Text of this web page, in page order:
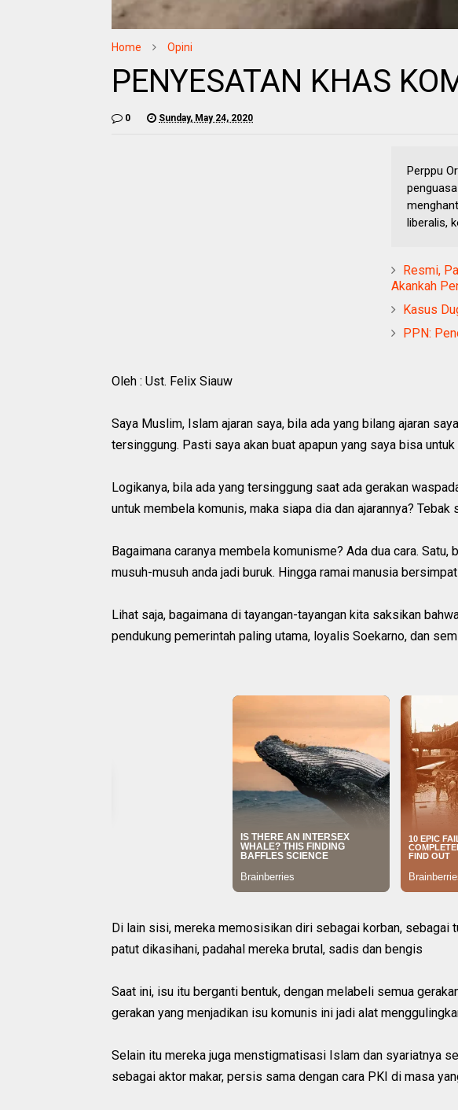
Home Opini
PENYESATAN KHAS
0 Sunday, May 24, 2020
Perppu
liberalis,
Resmi,
Akankah
Kasus
PPN:
Oleh : Ust. Felix Siauw
Saya Muslim, Islam ajaran saya, bila ada yang bilang ajaran
tersinggung. Pasti saya akan buat apapun yang saya bisa
Logikanya, bila ada yang tersinggung saat ada gerakan
untuk membela komunis, maka siapa dia dan ajarannya? Tebak
Bagaimana caranya membela komunisme? Ada dua cara. Satu,
musuh-musuh anda jadi buruk. Hingga ramai manusia
Lihat saja, bagaimana di tayangan-tayangan kita saksikan
pendukung pemerintah paling utama, loyalis Soekarno, dan
Di lain sisi, mereka memosisikan diri sebagai korban, sebagai
patut dikasihani, padahal mereka brutal, sadis dan bengis
Saat ini, isu itu berganti bentuk, dengan melabeli semua
gerakan yang menjadikan isu komunis ini jadi alat
Selain itu mereka juga menstigmatisasi Islam dan syariatnya
sebagai aktor makar, persis sama dengan cara PKI di masa